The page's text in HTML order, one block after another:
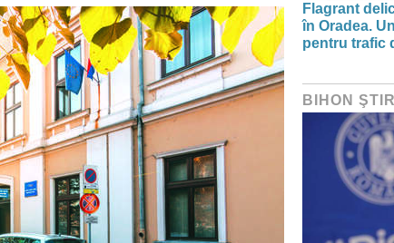
Flagrant
în Oradea.
pentru trafic
BIHON